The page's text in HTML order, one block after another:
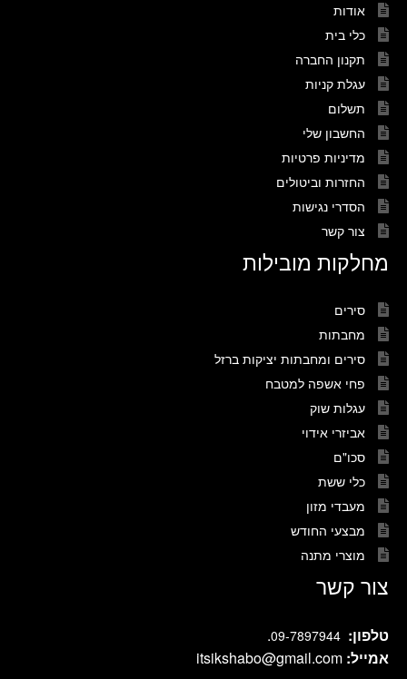
אודות
כלי בית
תקנון החברה
עגלת קניות
תשלום
החשבון שלי
מדיניות פרטיות
החזרות וביטולים
הסדרי נגישות
צור קשר
מחלקות מובילות
סירים
מחבתות
סירים ומחבתות יציקות ברזל
פחי אשפה למטבח
עגלות שוק
אביזרי אידוי
סכו"ם
כלי ששת
מעבדי מזון
מבצעי החודש
מוצרי מתנה
צור קשר
טלפון: 09-7897944
.
אמייל: itsikshabo@gmail.com